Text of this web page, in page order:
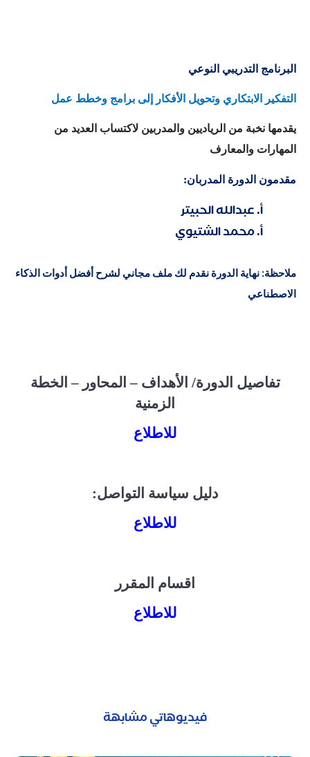
البرنامج التدريبي النوعي
التفكير الابتكاري وتحويل الأفكار إلى برامج وخطط عمل
يقدمها نخبة من الرياديين والمدربين لاكتساب العديد من
المهارات والمعارف
مقدمون الدورة المدربان:
أ. عبدالله الحبيتر
أ. محمد الشتيوي
ملاحظة: نهاية الدورة نقدم لك ملف مجاني لشرح أفضل أدوات الذكاء
الاصطناعي
تفاصيل الدورة/ الأهداف – المحاور – الخطة
الزمنية
للاطلاع
دليل سياسة التواصل:
للاطلاع
اقسام المقرر
للاطلاع
فيديوهاتي مشابهة